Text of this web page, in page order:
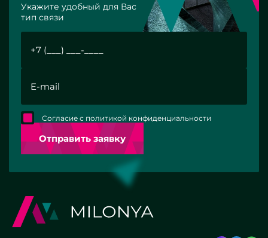
Укажите удобный для Вас
тип связи
Отправить заявку
Согласие с политикой конфиденциальности